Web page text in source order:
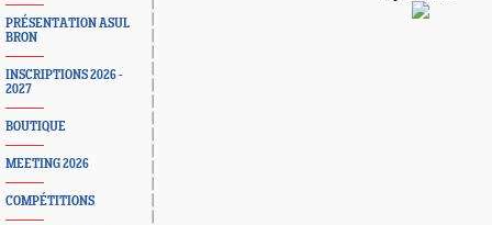
PRÉSENTATION ASUL
BRON
INSCRIPTIONS 2026 -
2027
BOUTIQUE
MEETING 2026
COMPÉTITIONS